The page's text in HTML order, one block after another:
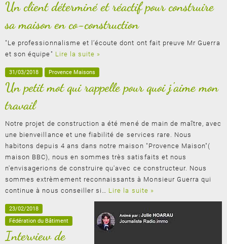
Un client déterminé et réactif pour construire
sa maison en co-construction
"Le professionnalisme et l’écoute dont ont fait preuve Mr Guerra
et son équipe" Lire la suite »
31/03/2018 Provence Maisons
Un petit mot qui rappelle pour quoi j'aime mon
travail
Notre projet de construction a été mené de main de maître, avec
une bienveillance et une fiabilité de services rare. Nous
habitons depuis 4 ans dans notre maison "Provence Maison"(
maison BBC), nous en sommes très satisfaits et nous
n'envisagerions de construire qu'avec ce constructeur. Nous
sommes extrèmement reconnaissants à Monsieur Guerra qui
continue à nous conseiller si… Lire la suite »
23/02/2018
Fédération du Bâtiment
Interview de